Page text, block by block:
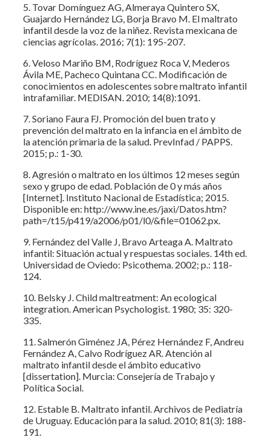
5. Tovar Domínguez AG, Almeraya Quintero SX,
Guajardo Hernández LG, Borja Bravo M. El maltrato
infantil desde la voz de la niñez. Revista mexicana de
ciencias agrícolas. 2016; 7(1): 195-207.
6. Veloso Mariño BM, Rodríguez Roca V, Mederos
Ávila ME, Pacheco Quintana CC. Modificación de
conocimientos en adolescentes sobre maltrato infantil
intrafamiliar. MEDISAN. 2010; 14(8):1091.
7. Soriano Faura FJ. Promoción del buen trato y
prevención del maltrato en la infancia en el ámbito de
la atención primaria de la salud. PrevInfad / PAPPS.
2015; p.: 1-30.
8. Agresión o maltrato en los últimos 12 meses según
sexo y grupo de edad. Población de 0 y más años
[Internet]. Instituto Nacional de Estadística; 2015.
Disponible en: http://www.ine.es/jaxi/Datos.htm?
path=/t15/p419/a2006/p01/l0/&file=01062.px.
9. Fernández del Valle J, Bravo Arteaga A. Maltrato
infantil: Situación actual y respuestas sociales. 14th ed.
Universidad de Oviedo: Psicothema. 2002; p.: 118-
124.
10. Belsky J. Child maltreatment: An ecological
integration. American Psychologist. 1980; 35: 320-
335.
11. Salmerón Giménez JA, Pérez Hernández F, Andreu
Fernández A, Calvo Rodríguez AR. Atención al
maltrato infantil desde el ámbito educativo
[dissertation]. Murcia: Consejería de Trabajo y
Política Social.
12. Estable B. Maltrato infantil. Archivos de Pediatría
de Uruguay. Educación para la salud. 2010; 81(3): 188-
191.